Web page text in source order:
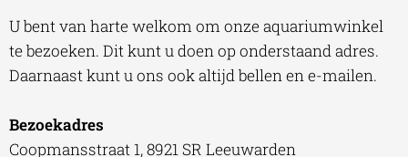
U bent van harte welkom om onze aquariumwinkel
te bezoeken. Dit kunt u doen op onderstaand adres.
Daarnaast kunt u ons ook altijd bellen en e-mailen.
Bezoekadres
Coopmansstraat 1, 8921 SR Leeuwarden